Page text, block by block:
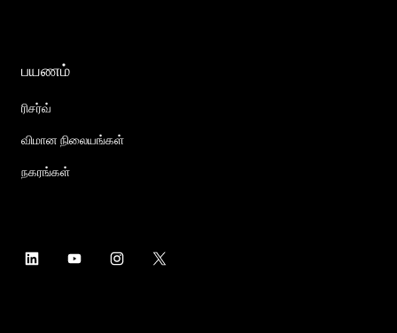
பயணம்
ரிசர்வ்
விமான நிலையங்கள்
நகரங்கள்